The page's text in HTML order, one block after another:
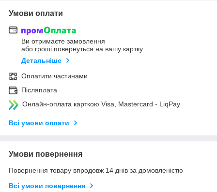
Умови оплати
Ви отримаєте замовлення
або гроші повернуться на вашу картку
Детальніше
Оплатити частинами
Післяплата
Онлайн-оплата карткою Visa, Mastercard - LiqPay
Всі умови оплати
Умови повернення
Повернення товару впродовж 14 днів за домовленістю
Всі умови повернення